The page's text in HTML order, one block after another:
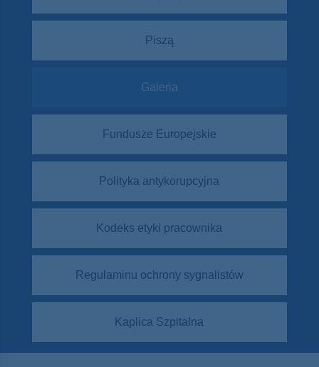
Piszą
Galeria
Fundusze Europejskie
Polityka antykorupcyjna
Kodeks etyki pracownika
Regulaminu ochrony sygnalistów
Kaplica Szpitalna